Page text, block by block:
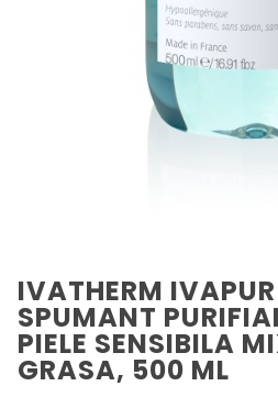
IVATHERM IVAPUR
SPUMANT
PIELE SENSIBILA
GRASA, 500 ML